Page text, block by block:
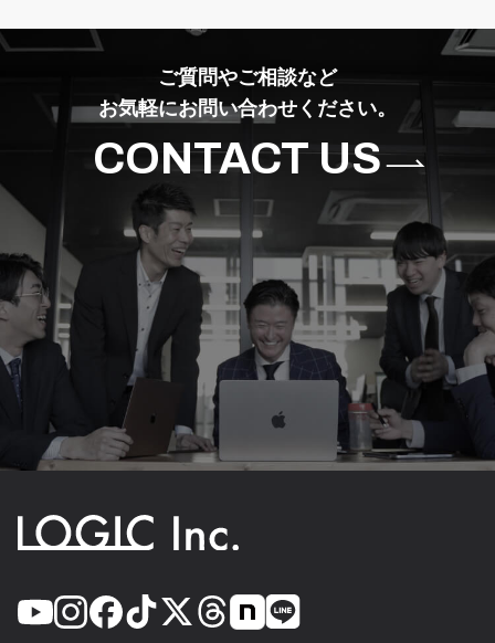
ご質問やご相談など
お気軽にお問い合わせください。
CONTACT US